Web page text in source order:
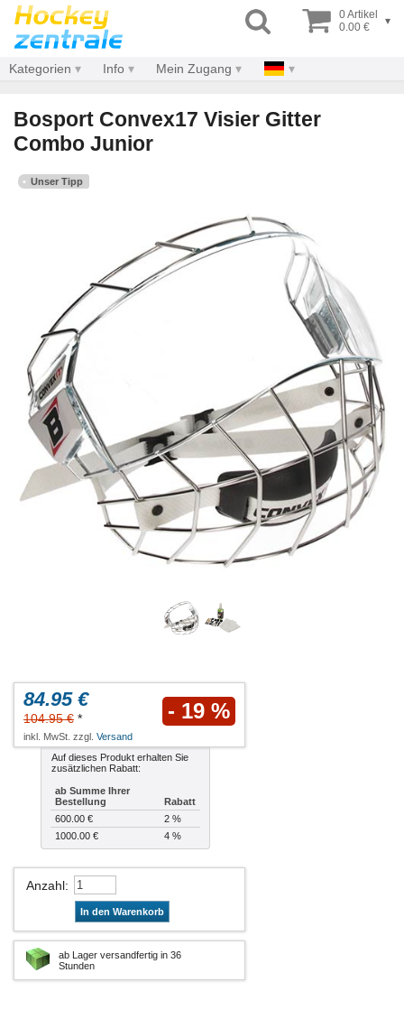
0 Artikel
0.00 €
▾
Kategorien Info Mein Zugang
Bosport Convex17 Visier Gitter
Combo Junior
Unser Tipp
84.95 €
104.95 € * - 19 %
inkl. MwSt. zzgl. Versand
Auf dieses Produkt erhalten Sie
zusätzlichen Rabatt:
ab Summe Ihrer
Bestellung
Rabatt
600.00 €
2 %
1000.00 €
4 %
Anzahl:
In den Warenkorb
ab Lager versandfertig in 36
Stunden